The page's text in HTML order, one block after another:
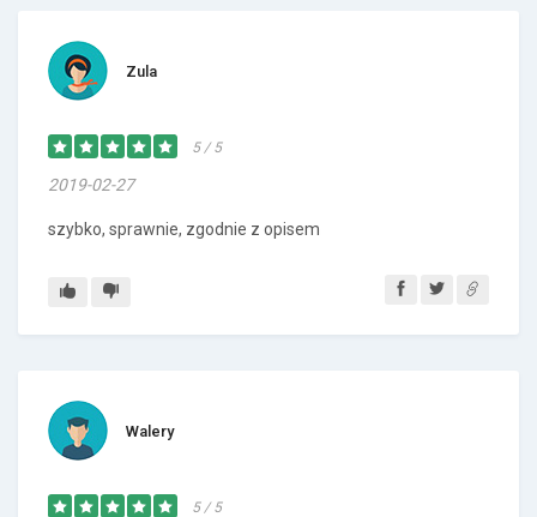
Zula
5 / 5
2019-02-27
szybko, sprawnie, zgodnie z opisem
Walery
5 / 5